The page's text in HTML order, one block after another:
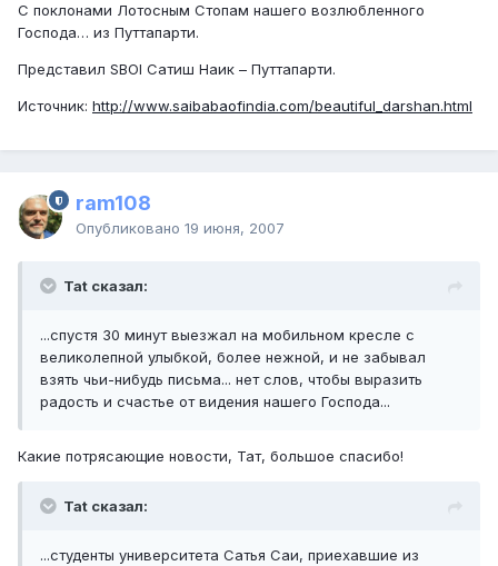
С поклонами Лотосным Стопам нашего возлюбленного
Господа… из Путтапарти.
Представил SBOI Сатиш Наик – Путтапарти.
Источник: http://www.saibabaofindia.com/beautiful_darshan.html
ram108
Опубликовано 19 июня, 2007
Tat сказал:
...спустя 30 минут выезжал на мобильном кресле с
великолепной улыбкой, более нежной, и не забывал
взять чьи-нибудь письма... нет слов, чтобы выразить
радость и счастье от видения нашего Господа...
Какие потрясающие новости, Тат, большое спасибо!
Tat сказал:
...студенты университета Сатья Саи, приехавшие из